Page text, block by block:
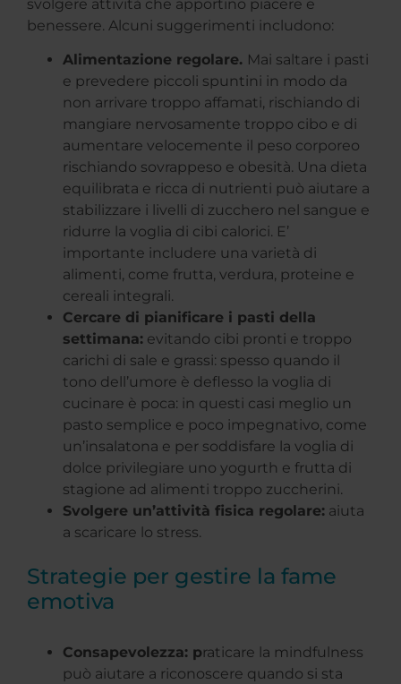
svolgere attività che apportino piacere e
benessere. Alcuni suggerimenti includono:
Alimentazione regolare. Mai saltare i pasti
e prevedere piccoli spuntini in modo da
non arrivare troppo affamati, rischiando di
mangiare nervosamente troppo cibo e di
aumentare velocemente il peso corporeo
rischiando sovrappeso e obesità. Una dieta
equilibrata e ricca di nutrienti può aiutare a
stabilizzare i livelli di zucchero nel sangue e
ridurre la voglia di cibi calorici. E’
importante includere una varietà di
alimenti, come frutta, verdura, proteine e
cereali integrali.
Cercare di pianificare i pasti della
settimana: evitando cibi pronti e troppo
carichi di sale e grassi: spesso quando il
tono dell’umore è deflesso la voglia di
cucinare è poca: in questi casi meglio un
pasto semplice e poco impegnativo, come
un’insalatona e per soddisfare la voglia di
dolce privilegiare uno yogurth e frutta di
stagione ad alimenti troppo zuccherini.
Svolgere un’attività fisica regolare: aiuta
a scaricare lo stress.
Strategie per gestire la fame
emotiva
Consapevolezza: praticare la mindfulness
può aiutare a riconoscere quando si sta